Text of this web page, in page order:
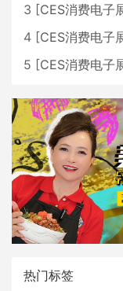
3 [CES消费电子
4 [CES消费电子
5 [CES消费电子
热门标签